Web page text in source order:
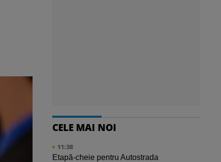
CELE MAI NOI
11:38
Etapă-cheie pentru Autostrada